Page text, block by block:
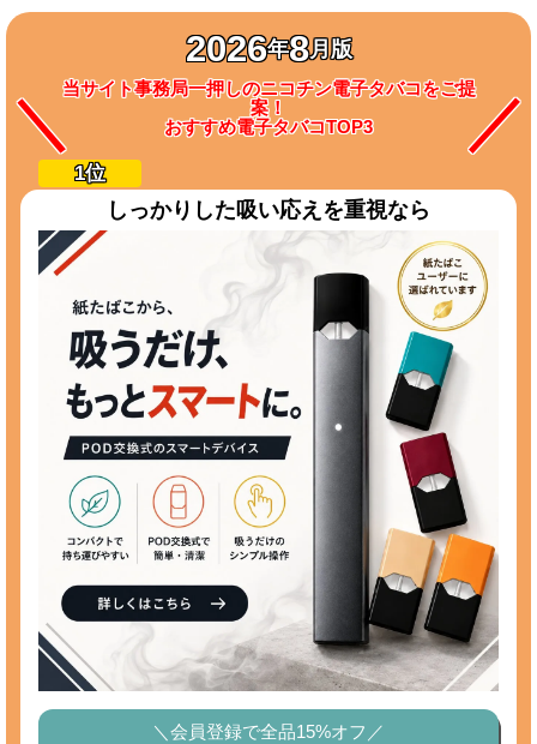
2026年8月版
当サイト事務局一押しのニコチン電子タバコをご提
案！
おすすめ電子タバコTOP3
しっかりした吸い応えを重視なら
＼会員登録で全品15%オフ／